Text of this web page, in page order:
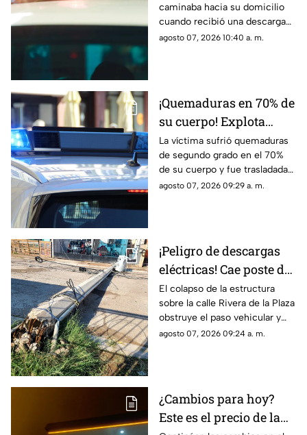
cable expuesto en
banqueta de Ciudad
Juárez
caminaba hacia su domicilio
cuando recibió una descarga
eléctrica; fue trasladado de
agosto 07, 2026 10:40 a. m.
¡Quemaduras en 70% de
su cuerpo! Explota
tanque de gas en
Parajes del Sur y deja a
una persona grave
La víctima sufrió quemaduras
de segundo grado en el 70%
de su cuerpo y fue trasladada
de urgencia al Hospital General
agosto 07, 2026 09:29 a. m.
¡Peligro de descargas
eléctricas! Cae poste de
concreto tras
TORMENTAS y bloquea
calles en Ciudad Juárez
El colapso de la estructura
sobre la calle Rivera de la Plaza
obstruye el paso vehicular y
mantiene en alerta a los
agosto 07, 2026 09:24 a. m.
¿Cambios para hoy?
Este es el precio de la